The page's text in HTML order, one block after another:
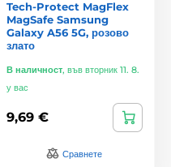
Tech-Protect MagFlex
MagSafe Samsung
Galaxy A56 5G, розово
злато
В наличност, във вторник 11. 8.
у вас
9,69 €
Сравнете